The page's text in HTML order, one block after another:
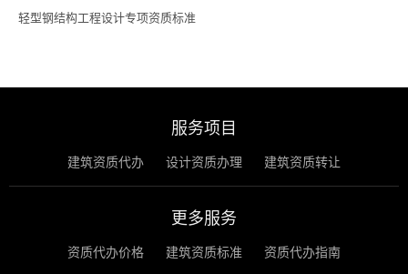
轻型钢结构工程设计专项资质标准
服务项目
建筑资质代办 设计资质办理 建筑资质转让
更多服务
资质代办价格 建筑资质标准 资质代办指南